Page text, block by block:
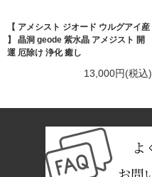
【 アメシスト ジオード ウルグアイ産
】 晶洞 geode 紫水晶 アメジスト 開
運 厄除け 浄化 癒し
13,000円(税込)